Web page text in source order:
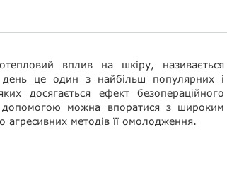
вплив на шкіру, називається
це один з найбільш популярних і
досягається ефект безопераційного
можна впоратися з широким
методів її омолодження.